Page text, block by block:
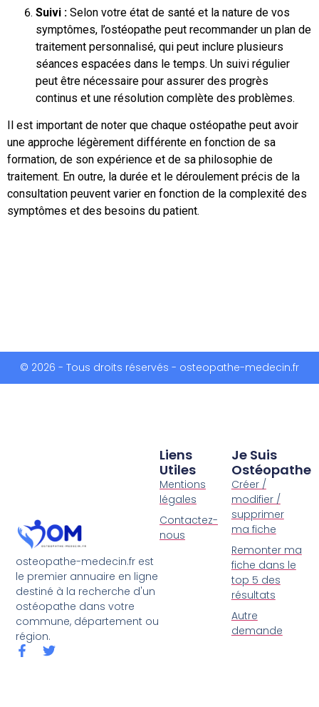
Suivi : Selon votre état de santé et la nature de vos
symptômes, l’ostéopathe peut recommander un plan de
traitement personnalisé, qui peut inclure plusieurs
séances espacées dans le temps. Un suivi régulier
peut être nécessaire pour assurer des progrès
continus et une résolution complète des problèmes.
Il est important de noter que chaque ostéopathe peut avoir
une approche légèrement différente en fonction de sa
formation, de son expérience et de sa philosophie de
traitement. En outre, la durée et le déroulement précis de la
consultation peuvent varier en fonction de la complexité des
symptômes et des besoins du patient.
© 2026 - Tous droits réservés - osteopathe-medecin.fr
osteopathe-medecin.fr est
le premier annuaire en ligne
destiné à la recherche d'un
ostéopathe dans votre
commune, département ou
région.
Je Suis
Ostéopathe
Créer /
modifier /
supprimer
ma fiche
Remonter ma
fiche dans le
top 5 des
résultats
Autre
demande
Liens
Utiles
Mentions
légales
Contactez-
nous